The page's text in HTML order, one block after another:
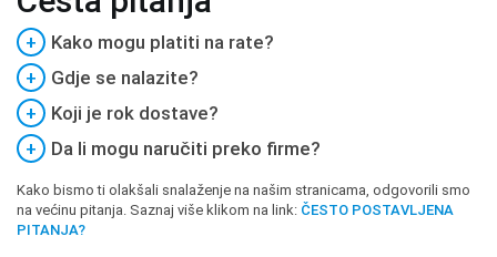
+
Kako mogu platiti na rate?
+
Gdje se nalazite?
+
Koji je rok dostave?
+
Da li mogu naručiti preko firme?
Kako bismo ti olakšali snalaženje na našim stranicama, odgovorili smo
na većinu pitanja. Saznaj više klikom na link: ČESTO POSTAVLJENA
PITANJA?